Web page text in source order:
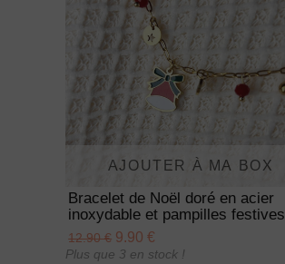
AJOUTER À MA BOX
Bracelet de Noël doré en acier
inoxydable et pampilles festives
12.90 € 9.90 €
Plus que 3 en stock !